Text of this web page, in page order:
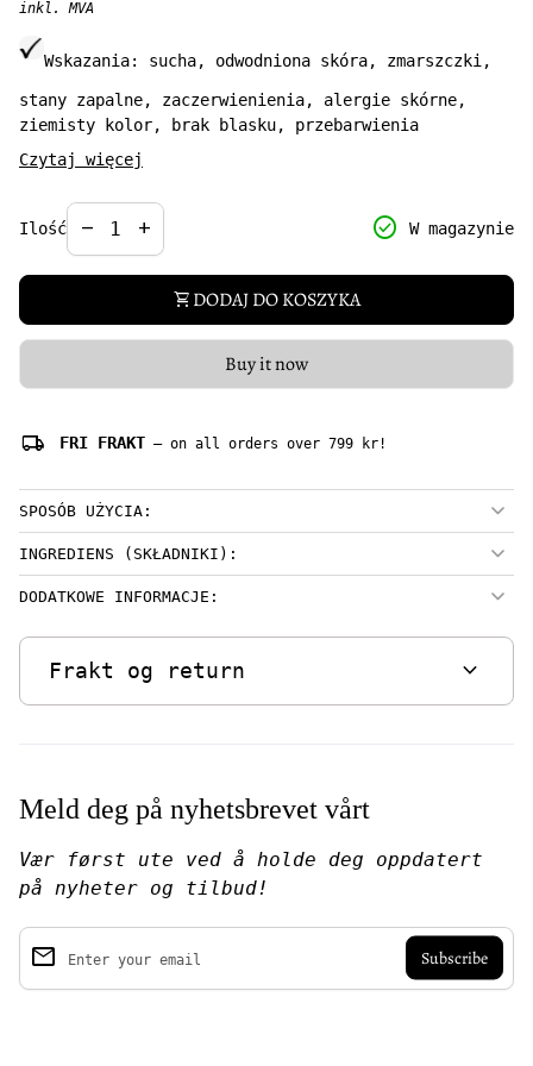
inkl. MVA
Wskazania: sucha, odwodniona skóra, zmarszczki,
stany zapalne, zaczerwienienia, alergie skórne,
ziemisty kolor, brak blasku, przebarwienia
łagodny hydrolat, o delikatnym, naturalnym kwiatowym
zapachu który sprawdzi się w pielęgnacji każdego
rodzaju cery – w szczególności suchej, wrażliwej,
podrażnionej, naczynkowej i dojrzałej.
regenerując ją i odświeżając.
Czytaj więcej
Ilość
Decrease quantity for
remove
Increase quantity for
add check_circle W magazynie
shopping_cart DODAJ DO KOSZYKA
Buy it now
local_shipping FRI FRAKT — on all orders over 799 kr!
SPOSÓB UŻYCIA:
INGREDIENS (SKŁADNIKI):
DODATKOWE INFORMACJE:
Frakt og return expand_more
Meld deg på nyhetsbrevet vårt
Vær først ute ved å holde deg oppdatert
på nyheter og tilbud!
Enter your email
email